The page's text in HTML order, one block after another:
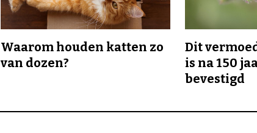
Waarom houden katten zo
van dozen?
Dit
is na 150
bevestigd